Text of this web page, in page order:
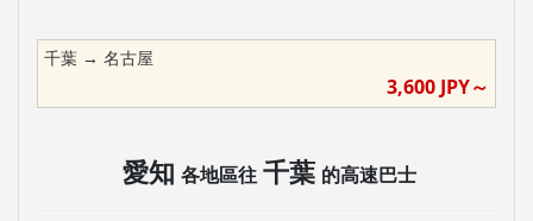
千葉 → 名古屋
3,600 JPY～
愛知 各地區往 千葉 的高速巴士